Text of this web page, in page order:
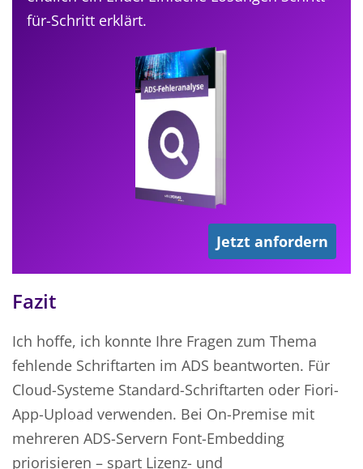
für-Schritt erklärt.
Jetzt anfordern
Fazit
Ich hoffe, ich konnte Ihre Fragen zum Thema
fehlende Schriftarten im ADS beantworten. Für
Cloud-Systeme Standard-Schriftarten oder Fiori-
App-Upload verwenden. Bei On-Premise mit
mehreren ADS-Servern Font-Embedding
priorisieren – spart Lizenz- und